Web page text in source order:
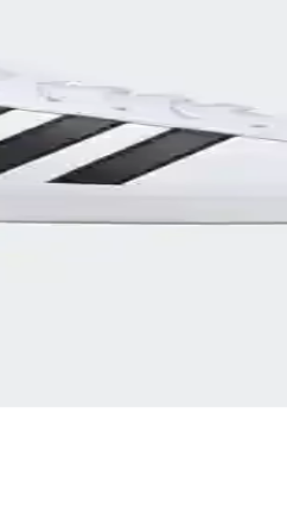
Ayakkabısı
ideal kullanım sağlar,
ve spor kullanımına uygun